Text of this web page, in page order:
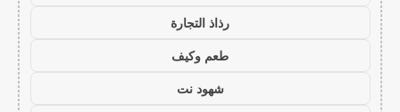
رذاذ التجارة
طعم وكيف
شهود نت